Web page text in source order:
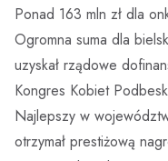
Ponad 163 mln zł dla
Ogromna suma dla
uzyskał rządowe
Kongres Kobiet
Najlepszy w
otrzymał prestiżową